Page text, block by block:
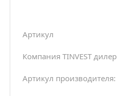
Артикул
Компания TINVEST дилер
Артикул производителя: